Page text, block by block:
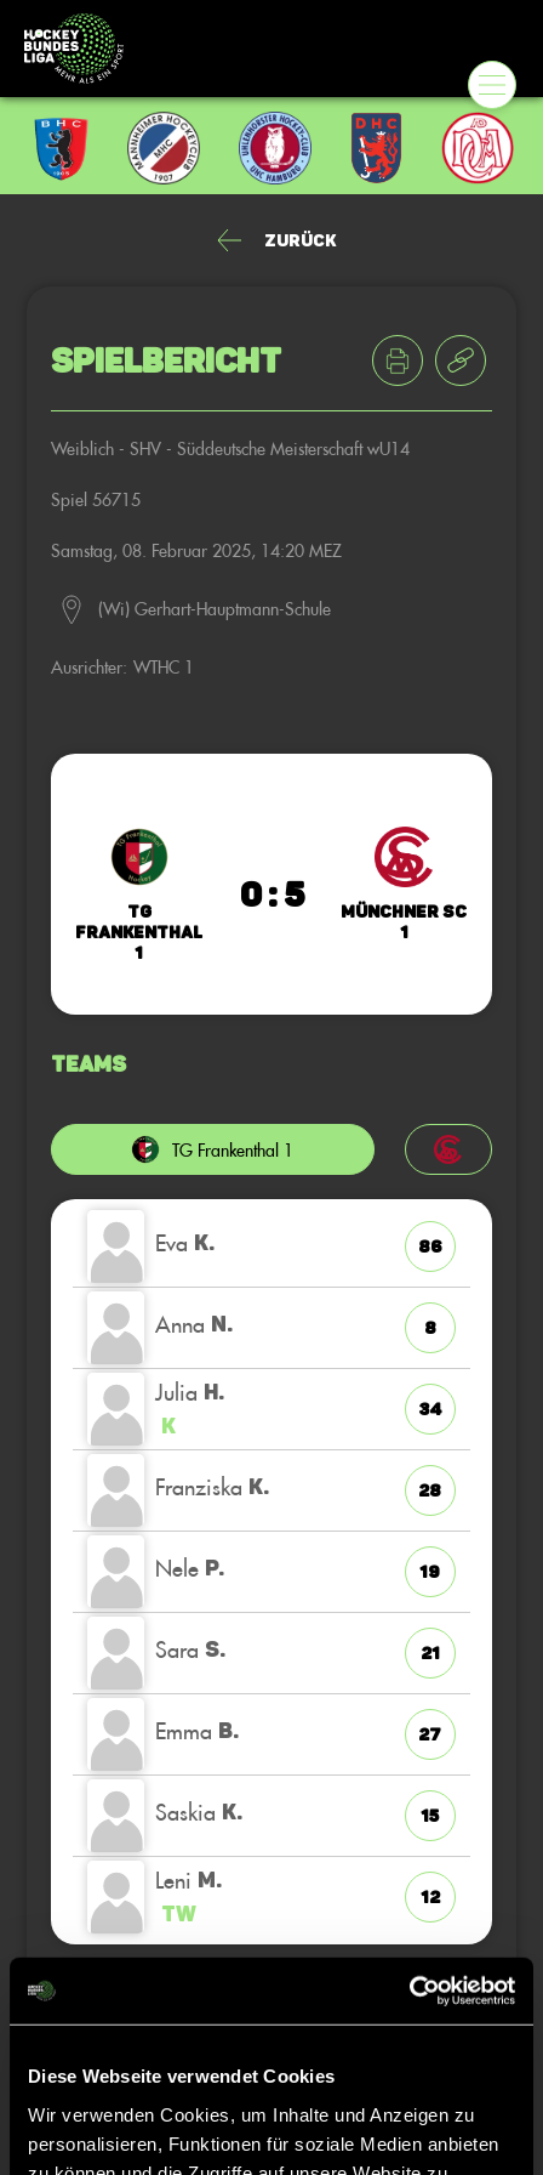
Diese Webseite verwendet Cookies
Wir verwenden Cookies, um Inhalte und Anzeigen zu
personalisieren, Funktionen für soziale Medien anbieten
Zurück
Spielbericht
Weiblich - SHV - Süddeutsche Meisterschaft wU14
Spiel 56715
Samstag, 08. Februar 2025, 14:20 MEZ
(Wi) Gerhart-Hauptmann-Schule
Ausrichter: WTHC 1
TG
Frankenthal
1
0 : 5
Münchner SC
1
Teams
TG Frankenthal 1
Eva K. 86
Anna N. 8
Julia H.
K
34
Franziska K. 28
Nele P. 19
Sara S. 21
Emma B. 27
Saskia K. 15
Leni M.
TW
12
Katharina KOPPEL